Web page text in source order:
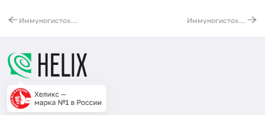
Иммуногистохимическое исследование клинического материала (с использованием 7 антител) Иммуногистохимическое исследование клинического материала (с использованием 9 антител)